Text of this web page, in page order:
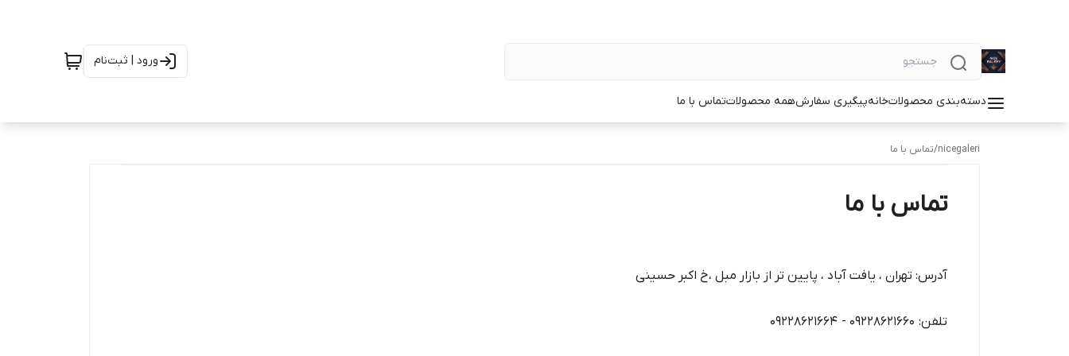
ورود | ثبت‌نام
دسته‌بندی محصولاتخانهپیگیری سفارشهمه محصولاتتماس با ما
nicegaleri
/تماس با ما
تماس با ما
آدرس: تهران ، یافت آباد ، پایین تر از بازار مبل ،خ اکبر حسینی
تلفن: 09228621660 - 09228621664